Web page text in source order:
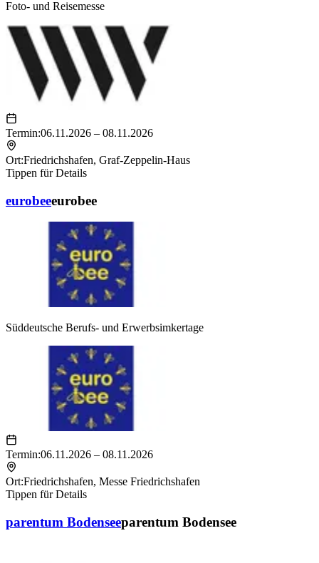
Foto- und Reisemesse
Termin:06.11.2026 – 08.11.2026
Ort:Friedrichshafen, Graf-Zeppelin-Haus
Tippen für Details
eurobeeeurobee
Süddeutsche Berufs- und Erwerbsimkertage
Termin:06.11.2026 – 08.11.2026
Ort:Friedrichshafen, Messe Friedrichshafen
Tippen für Details
parentum Bodenseeparentum Bodensee